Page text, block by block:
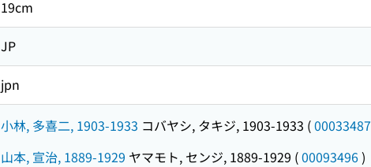
19cm
JP
jpn
小林, 多喜二, 1903-1933 コバヤシ, タキジ, 1903-1933 (00033487
山本, 宣治, 1889-1929 ヤマモト, センジ, 1889-1929 (00093496)